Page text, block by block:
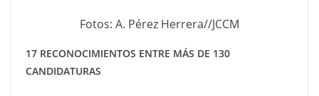
Fotos: A. Pérez Herrera//JCCM
17 RECONOCIMIENTOS ENTRE MÁS DE 130
CANDIDATURAS